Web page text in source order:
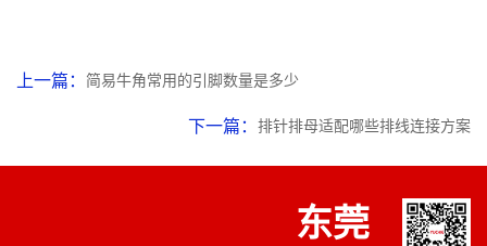
上一篇： 简易牛角常用的引脚数量是多少
下一篇： 排针排母适配哪些排线连接方案
东莞